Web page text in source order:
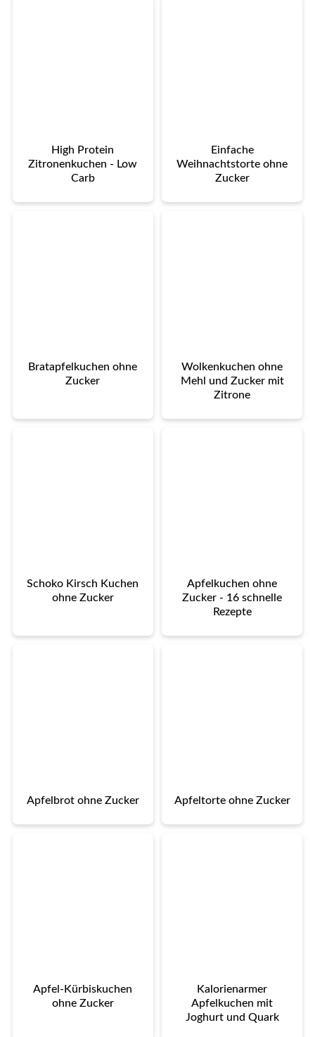
High Protein
Zitronenkuchen - Low
Carb
Einfache
Weihnachtstorte ohne
Zucker
Bratapfelkuchen ohne
Zucker
Wolkenkuchen ohne
Mehl und Zucker mit
Zitrone
Schoko Kirsch Kuchen
ohne Zucker
Apfelkuchen ohne
Zucker - 16 schnelle
Rezepte
Apfelbrot ohne Zucker Apfeltorte ohne Zucker
Apfel-Kürbiskuchen
ohne Zucker
Kalorienarmer
Apfelkuchen mit
Joghurt und Quark